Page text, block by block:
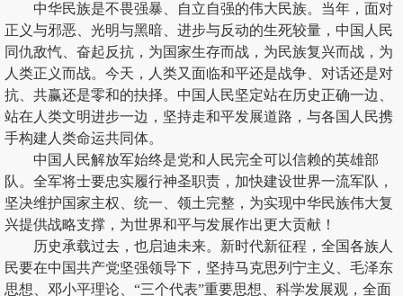
中华民族是不畏强暴、自立自强的伟大民族。当年，面对
正义与邪恶、光明与黑暗、进步与反动的生死较量，中国人民
同仇敌忾、奋起反抗，为国家生存而战，为民族复兴而战，为
人类正义而战。今天，人类又面临和平还是战争、对话还是对
抗、共赢还是零和的抉择。中国人民坚定站在历史正确一边、
站在人类文明进步一边，坚持走和平发展道路，与各国人民携
手构建人类命运共同体。
中国人民解放军始终是党和人民完全可以信赖的英雄部
队。全军将士要忠实履行神圣职责，加快建设世界一流军队，
坚决维护国家主权、统一、领土完整，为实现中华民族伟大复
兴提供战略支撑，为世界和平与发展作出更大贡献！
历史承载过去，也启迪未来。新时代新征程，全国各族人
民要在中国共产党坚强领导下，坚持马克思列宁主义、毛泽东
思想、邓小平理论、“三个代表”重要思想、科学发展观，全面